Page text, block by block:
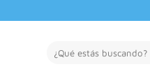
por: